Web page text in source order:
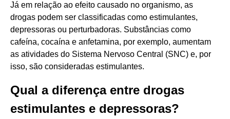
Já em relação ao efeito causado no organismo, as
drogas podem ser classificadas como estimulantes,
depressoras ou perturbadoras. Substâncias como
cafeína, cocaína e anfetamina, por exemplo, aumentam
as atividades do Sistema Nervoso Central (SNC) e, por
isso, são consideradas estimulantes.
Qual a diferença entre drogas
estimulantes e depressoras?